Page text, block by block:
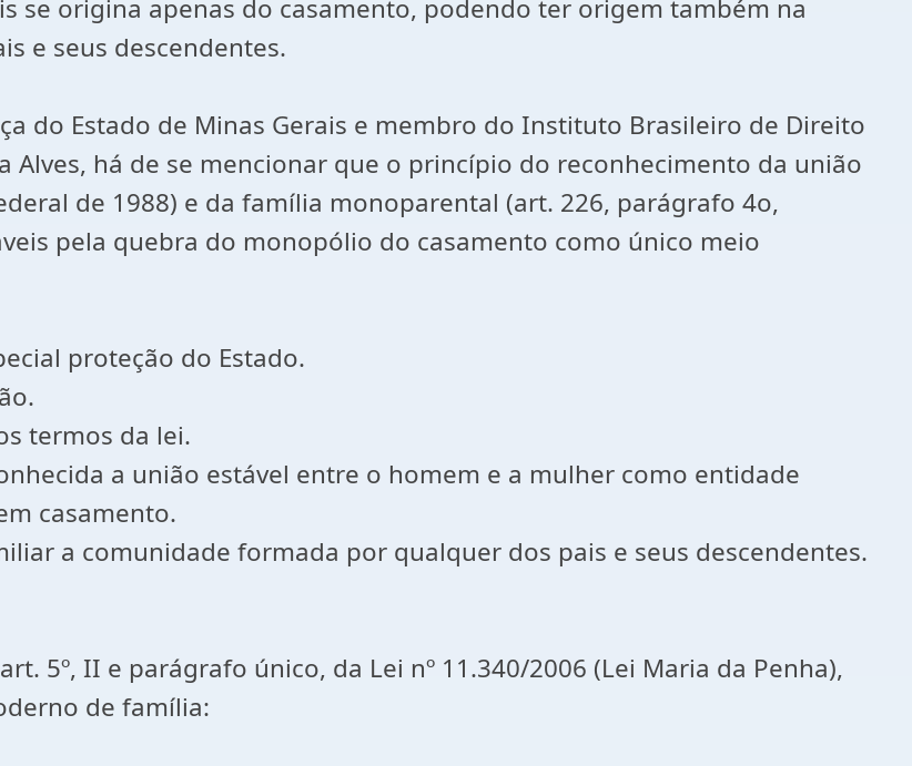
se origina apenas do casamento, podendo ter origem também na
e seus descendentes.
do Estado de Minas Gerais e membro do Instituto Brasileiro de Direito
Alves, há de se mencionar que o princípio do reconhecimento da união
de 1988) e da família monoparental (art. 226, parágrafo 4o,
pela quebra do monopólio do casamento como único meio
proteção do Estado.
termos da lei.
a união estável entre o homem e a mulher como entidade
casamento.
a comunidade formada por qualquer dos pais e seus descendentes.
5º, II e parágrafo único, da Lei nº 11.340/2006 (Lei Maria da Penha),
de família: